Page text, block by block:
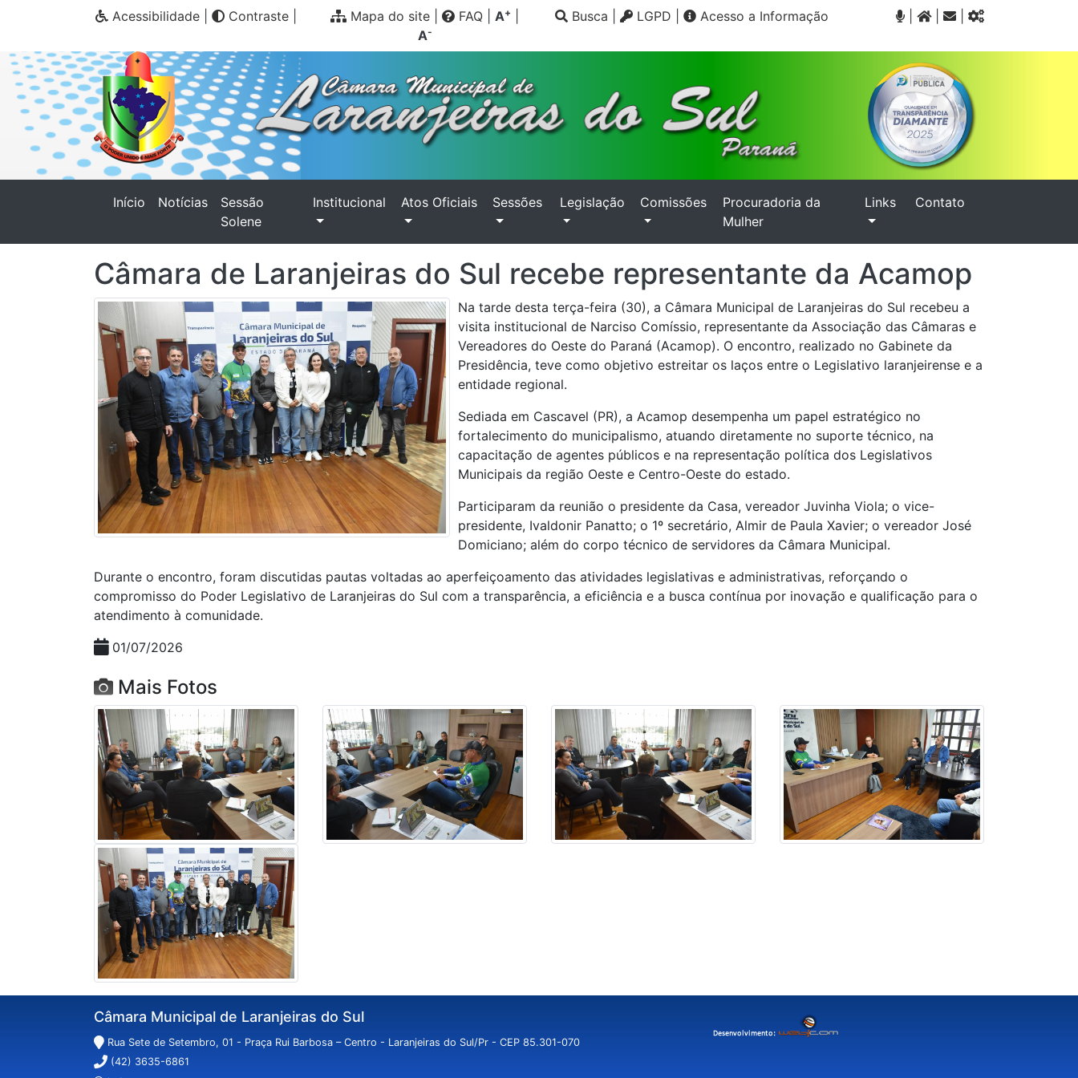
Acessibilidade Contraste Mapa do site FAQ A+
A-
Busca LGPD Acesso a Informação |
Início (current)
Notícias
Sessão
Solene
Institucional Atos Oficiais Sessões Legislação Comissões
Procuradoria da
Mulher
Links Contato
Câmara de Laranjeiras do Sul recebe representante da Acamop
Na tarde desta terça-feira (30), a Câmara Municipal de Laranjeiras do Sul recebeu a
visita institucional de Narciso Comíssio, representante da Associação das Câmaras e
Vereadores do Oeste do Paraná (Acamop). O encontro, realizado no Gabinete da
Presidência, teve como objetivo estreitar os laços entre o Legislativo laranjeirense e a
entidade regional.
Sediada em Cascavel (PR), a Acamop desempenha um papel estratégico no
fortalecimento do municipalismo, atuando diretamente no suporte técnico, na
capacitação de agentes públicos e na representação política dos Legislativos
Municipais da região Oeste e Centro-Oeste do estado.
Participaram da reunião o presidente da Casa, vereador Juvinha Viola; o vice-
presidente, Ivaldonir Panatto; o 1º secretário, Almir de Paula Xavier; o vereador José
Domiciano; além do corpo técnico de servidores da Câmara Municipal.
Durante o encontro, foram discutidas pautas voltadas ao aperfeiçoamento das atividades legislativas e administrativas, reforçando o
compromisso do Poder Legislativo de Laranjeiras do Sul com a transparência, a eficiência e a busca contínua por inovação e qualificação para o
atendimento à comunidade.
01/07/2026
Mais Fotos
Câmara Municipal de Laranjeiras do Sul
Rua Sete de Setembro, 01 - Praça Rui Barbosa – Centro - Laranjeiras do Sul/Pr - CEP 85.301-070
(42) 3635-6861